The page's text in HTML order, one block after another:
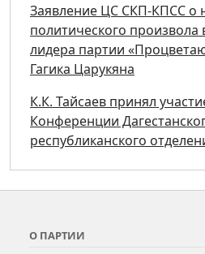
Заявление ЦС СКП-КПСС о
политического
лидера партии
Гагика Царукяна
К.К. Тайсаев принял
Конференции
республиканского
О ПАРТИИ